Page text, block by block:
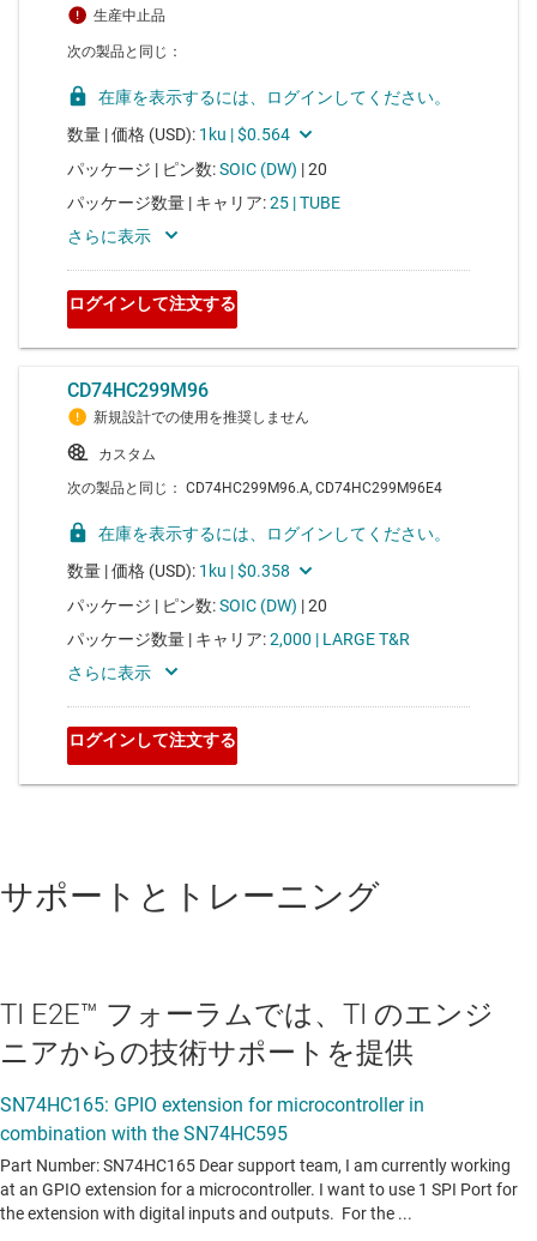
サポートとトレーニング
TI E2E™ フォーラムでは、TI のエンジ
ニアからの技術サポートを提供